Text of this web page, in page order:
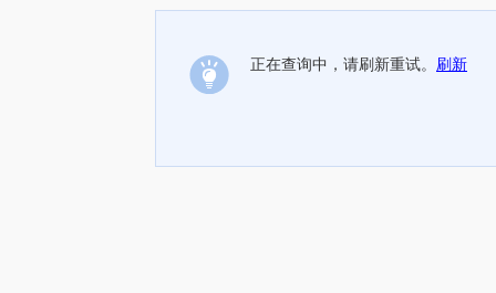
正在查询中，请刷新重试。 刷新